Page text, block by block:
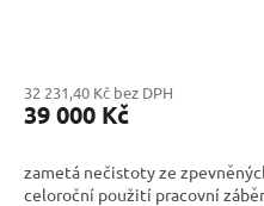
32 231,40 Kč bez DPH
39 000 Kč
zametá nečistoty ze
celoroční použití pracovní